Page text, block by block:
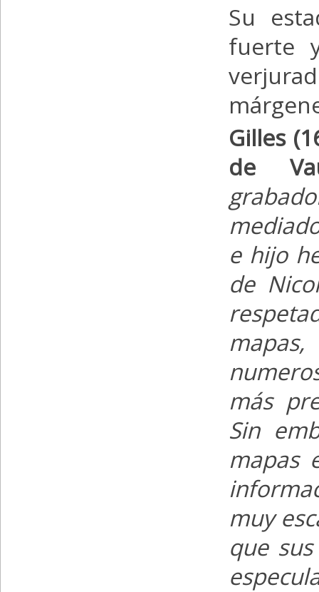
Su
fuerte
Gilles
de
e hijo
de
más
Sin
mapas
muy
que